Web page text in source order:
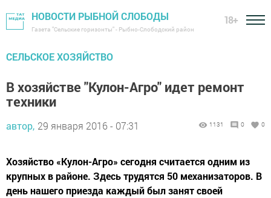
НОВОСТИ РЫБНОЙ СЛОБОДЫ
Газета "Сельские горизонты" - Рыбно-Слободский район
18+
CЕЛЬСКОЕ ХОЗЯЙСТВО
В хозяйстве "Кулон-Агро" идет ремонт
техники
автор, 29 января 2016 - 07:31 1131 0 0
Хозяйство «Кулон-Агро» сегодня считается одним из
крупных в районе. Здесь трудятся 50 механизаторов. В
день нашего приезда каждый был занят своей